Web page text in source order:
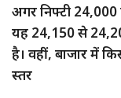
अगर निफ्टी 24,000
यह 24,150 से
है। वहीं, बाजार में
स्तर